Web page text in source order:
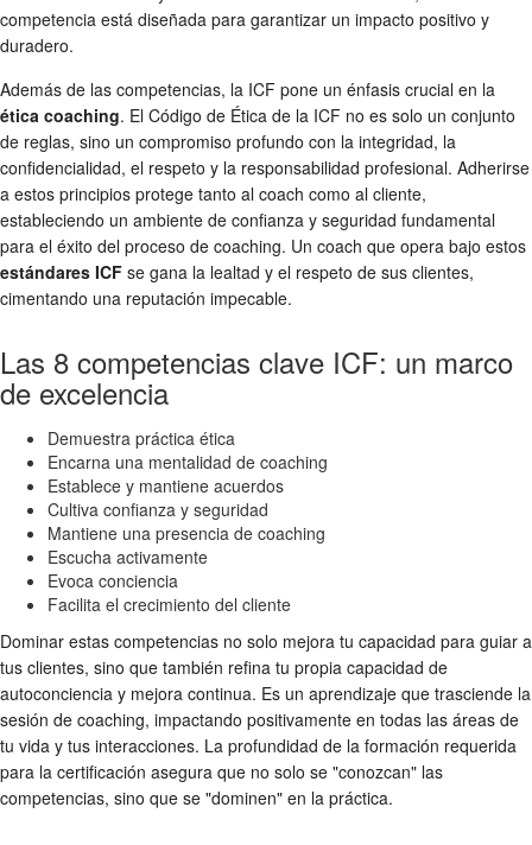
competencia está diseñada para garantizar un impacto positivo y
duradero.
Además de las competencias, la ICF pone un énfasis crucial en la
ética coaching. El Código de Ética de la ICF no es solo un conjunto
de reglas, sino un compromiso profundo con la integridad, la
confidencialidad, el respeto y la responsabilidad profesional. Adherirse
a estos principios protege tanto al coach como al cliente,
estableciendo un ambiente de confianza y seguridad fundamental
para el éxito del proceso de coaching. Un coach que opera bajo estos
estándares ICF se gana la lealtad y el respeto de sus clientes,
cimentando una reputación impecable.
Las 8 competencias clave ICF: un marco
de excelencia
Demuestra práctica ética
Encarna una mentalidad de coaching
Establece y mantiene acuerdos
Cultiva confianza y seguridad
Mantiene una presencia de coaching
Escucha activamente
Evoca conciencia
Facilita el crecimiento del cliente
Dominar estas competencias no solo mejora tu capacidad para guiar a
tus clientes, sino que también refina tu propia capacidad de
autoconciencia y mejora continua. Es un aprendizaje que trasciende la
sesión de coaching, impactando positivamente en todas las áreas de
tu vida y tus interacciones. La profundidad de la formación requerida
para la certificación asegura que no solo se "conozcan" las
competencias, sino que se "dominen" en la práctica.